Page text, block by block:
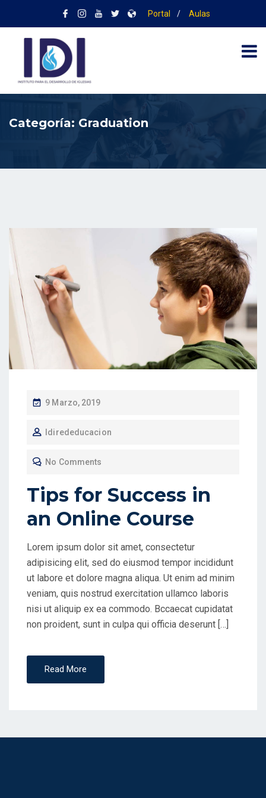
Portal / Aulas
Categoría: Graduation
P
S
D
O
N
9 Marzo, 2019
Idirededucacion
No Comments
Tips for Success in
an Online Course
Lorem ipsum dolor sit amet, consectetur
adipisicing elit, sed do eiusmod tempor incididunt
ut labore et dolore magna aliqua. Ut enim ad minim
veniam, quis nostrud exercitation ullamco laboris
nisi ut aliquip ex ea commodo. Bccaecat cupidatat
non proident, sunt in culpa qui officia deserunt […]
Read More